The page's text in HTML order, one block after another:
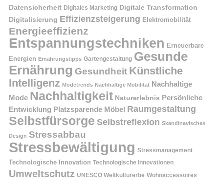
Datensicherheit Digitales Marketing Digitale Transformation
Digitalisierung Effizienzsteigerung Elektromobilität
Energieeffizienz
Entspannungstechniken Erneuerbare
Energien Ernährungstipps Gartengestaltung Gesunde
Ernährung Gesundheit Künstliche
Intelligenz Modetrends Nachhaltige Mobilität Nachhaltige
Mode Nachhaltigkeit Naturerlebnis Persönliche
Entwicklung Platzsparende Möbel Raumgestaltung
Selbstfürsorge Selbstreflexion Skandinavisches
Design Stressabbau
Stressbewältigung Stressmanagement
Technologische Innovation Technologische Innovationen
Umweltschutz UNESCO Weltkulturerbe Wohnaccessoires